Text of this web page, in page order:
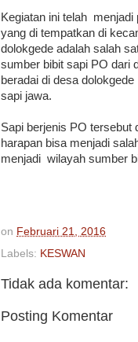
Kegiatan ini telah
yang di tempatkan di
dolokgede adalah salah
sumber bibit sapi PO dari
beradai di desa
sapi jawa.
Sapi berjenis PO tersebut
harapan bisa menjadi
menjadi wilayah sumber
on Februari 21, 2016
Labels: KESWAN
Tidak ada komentar:
Posting Komentar